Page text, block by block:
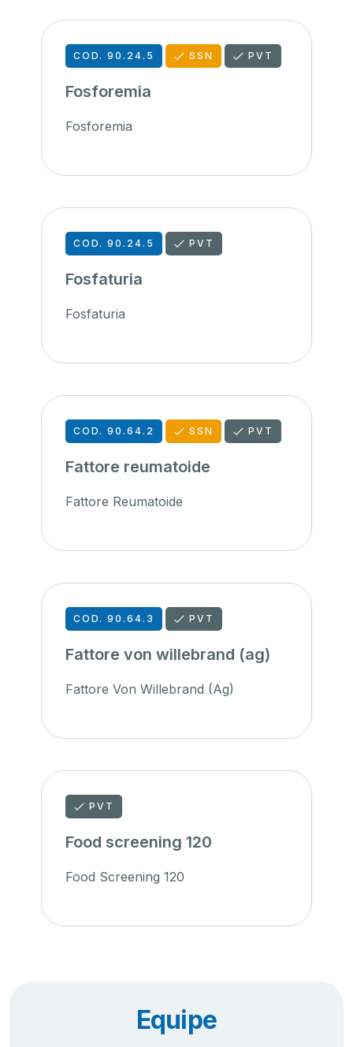
COD. 90.24.5 SSN PVT
Fosforemia
Fosforemia
COD. 90.24.5 PVT
Fosfaturia
Fosfaturia
COD. 90.64.2 SSN PVT
Fattore reumatoide
Fattore Reumatoide
COD. 90.64.3 PVT
Fattore von willebrand (ag)
Fattore Von Willebrand (Ag)
PVT
Food screening 120
Food Screening 120
Equipe